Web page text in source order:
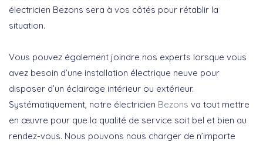
électricien Bezons sera à vos côtés pour rétablir la
situation.
Vous pouvez également joindre nos experts lorsque vous
avez besoin d’une installation électrique neuve pour
disposer d’un éclairage intérieur ou extérieur.
Systématiquement, notre électricien Bezons va tout mettre
en œuvre pour que la qualité de service soit bel et bien au
rendez-vous. Nous pouvons nous charger de n’importe